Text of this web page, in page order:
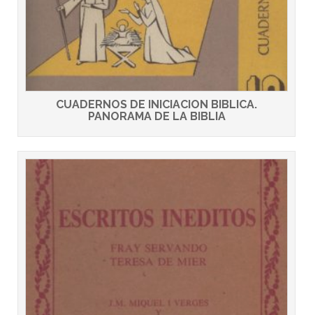
CUADERNOS DE INICIACION BIBLICA.
PANORAMA DE LA BIBLIA